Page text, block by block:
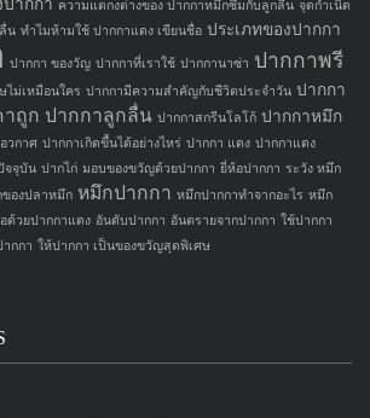
ากกา ความแตกงต่างของ ปากกาหมึกซึมกับลูกลื่น จุดกำเนิด
น ทำไมห้ามใช้ ปากกาแดง เขียนชื่อ ประเภทของปากกา
ปากกา ของวัญ ปากกาที่เราใช้ ปากกานาซ่า ปากกาพรี
ไม่เหมือนใคร ปากกามีความสำคัญกับชีวิตประจำวัน ปากกา
าถูก ปากกาลูกลื่น ปากกาสกรีนโลโก้ ปากกาหมึก
วกาศ ปากกาเกิดขึ้นได้อย่างไหร่ ปากกา แดง ปากกาแดง
จจุบัน ปากไก่ มอบของขวัญด้วยปากกา ยี่ห้อปากกา ระวัง หมึก
องปลาหมึก หมึกปากกา หมึกปากกาทำจากอะไร หมึก
ด้วยปากกาแดง อันดับปากกา อันตรายจากปากกา ใช้ปากกา
กกา ให้ปากกา เป็นของขวัญสุดพิเศษ